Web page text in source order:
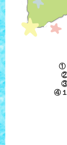
①
②
③
④